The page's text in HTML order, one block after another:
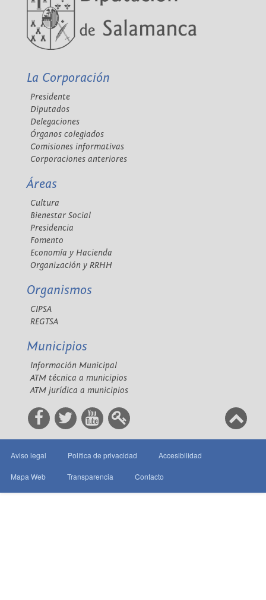
La Corporación
Presidente
Diputados
Delegaciones
Órganos colegiados
Comisiones informativas
Corporaciones anteriores
Áreas
Cultura
Bienestar Social
Presidencia
Fomento
Economía y Hacienda
Organización y RRHH
Organismos
CIPSA
REGTSA
Municipios
Información Municipal
ATM técnica a municipios
ATM jurídica a municipios
Aviso legal Política de privacidad Accesibilidad
Mapa Web Transparencia Contacto